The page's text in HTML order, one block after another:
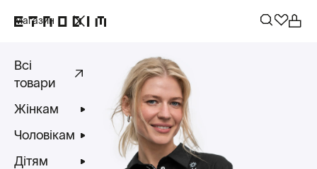
Магазин
Всі
товари
Жінкам
Чоловікам
Дітям